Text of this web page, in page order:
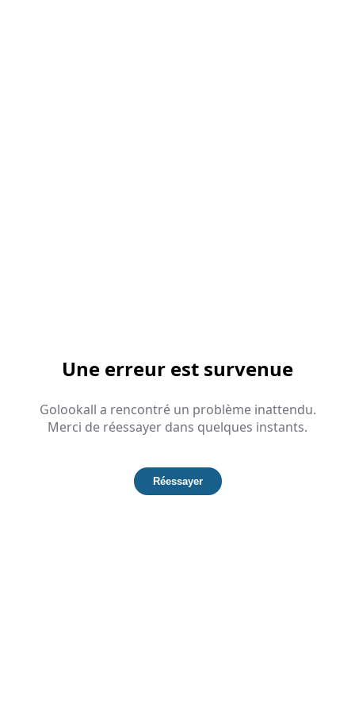
Une erreur est survenue
Golookall a rencontré un problème inattendu.
Merci de réessayer dans quelques instants.
Réessayer